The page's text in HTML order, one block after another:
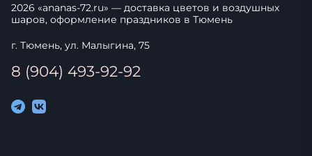
2026 «ananas-72.ru» — доставка цветов и воздушных
шаров, оформление праздников в Тюмень
г. Тюмень, ул. Малыгина, 75
8 (904) 493-92-92